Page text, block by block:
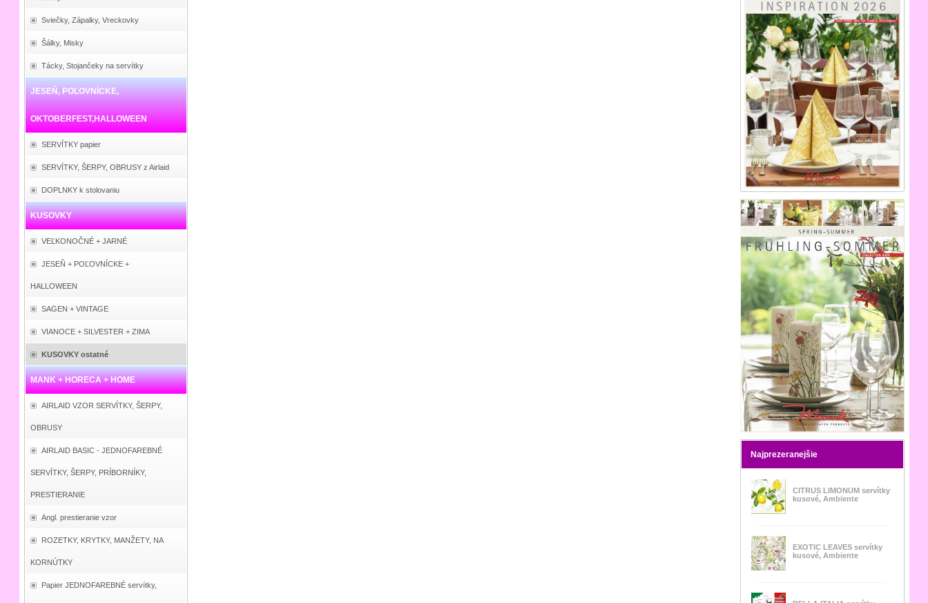
Sviečky, Zápalky, Vreckovky
Šálky, Misky
Tácky, Stojančeky na servítky
JESEŇ, POĽOVNÍCKE,
OKTOBERFEST,HALLOWEEN
SERVÍTKY papier
SERVÍTKY, ŠERPY, OBRUSY z Airlaid
DOPLNKY k stolovaniu
KUSOVKY
VEĽKONOČNÉ + JARNÉ
JESEŇ + POĽOVNÍCKE +
HALLOWEEN
SAGEN + VINTAGE
VIANOCE + SILVESTER + ZIMA
KUSOVKY ostatné
MANK + HORECA + HOME
AIRLAID VZOR SERVÍTKY, ŠERPY,
OBRUSY
AIRLAID BASIC - JEDNOFAREBNÉ
SERVÍTKY, ŠERPY, PRÍBORNÍKY,
PRESTIERANIE
Angl. prestieranie vzor
ROZETKY, KRYTKY, MANŽETY, NA
KORNÚTKY
Papier JEDNOFAREBNÉ servítky,
Najprezeranejšie
CITRUS LIMONUM servítky
kusové, Ambiente
EXOTIC LEAVES servítky
kusové, Ambiente